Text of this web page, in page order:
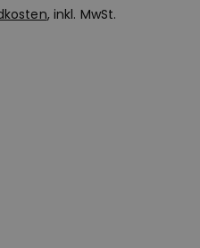
, inkl. MwSt.